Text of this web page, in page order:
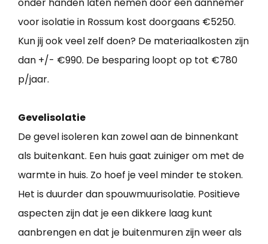
voor isolatie in Rossum kost doorgaans €5250.
Kun jij ook veel zelf doen? De materiaalkosten zijn
dan +/- €990. De besparing loopt op tot €780
p/jaar.
Gevelisolatie
De gevel isoleren kan zowel aan de binnenkant
als buitenkant. Een huis gaat zuiniger om met de
warmte in huis. Zo hoef je veel minder te stoken.
Het is duurder dan spouwmuurisolatie. Positieve
aspecten zijn dat je een dikkere laag kunt
aanbrengen en dat je buitenmuren zijn weer als